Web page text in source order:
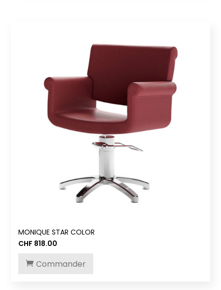
MONIQUE STAR COLOR
CHF 818.00
Commander